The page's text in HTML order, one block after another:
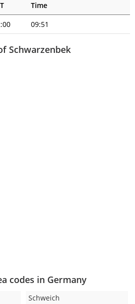
Time
09:51
Schwarzenbek
codes in Germany
Schweich